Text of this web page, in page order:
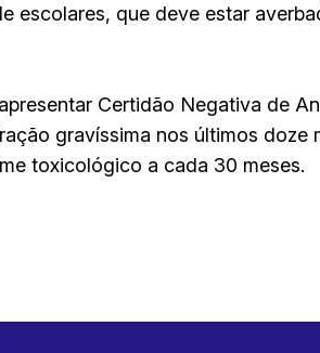
escolares, que deve estar
Certidão Negativa de
gravíssima nos últimos doze
toxicológico a cada 30 meses.